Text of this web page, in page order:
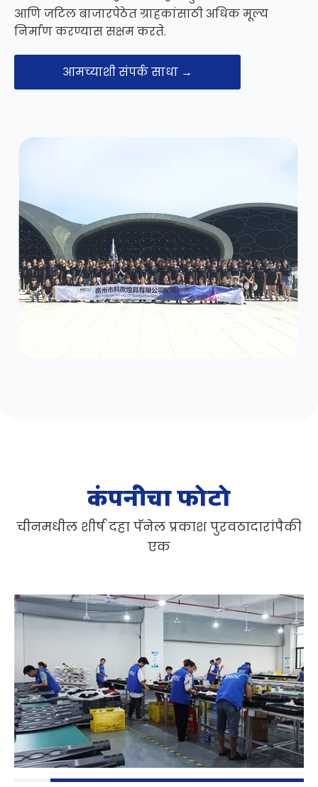
आणि जटिल बाजारपेठेत ग्राहकांसाठी अधिक मूल्य
निर्माण करण्यास सक्षम करते.
आमच्याशी संपर्क साधा →
कंपनीचा फोटो
चीनमधील शीर्ष दहा पॅनेल प्रकाश पुरवठादारांपैकी
एक